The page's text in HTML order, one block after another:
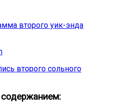
второго уик-энда
второго сольного